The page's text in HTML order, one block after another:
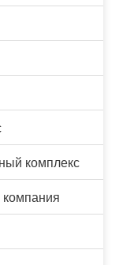
комплекс